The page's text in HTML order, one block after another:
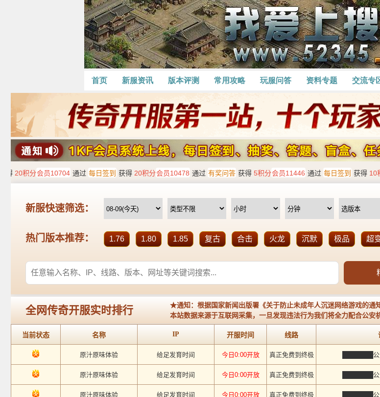
首页 新服资讯 版本评测 常用攻略 玩服问答 资料专题 交流专